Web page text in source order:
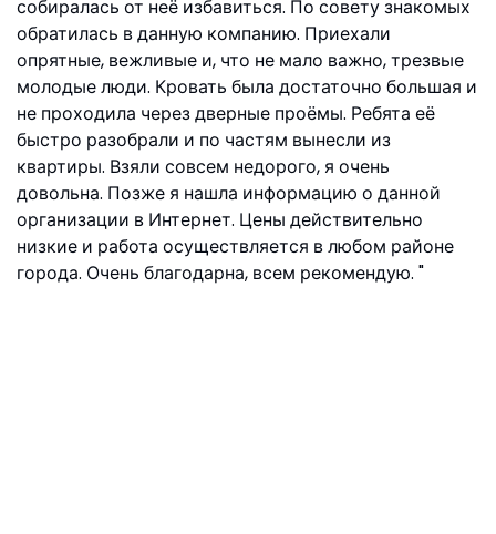
собиралась от неё избавиться. По совету знакомых
обратилась в данную компанию. Приехали
опрятные, вежливые и, что не мало важно, трезвые
молодые люди. Кровать была достаточно большая и
не проходила через дверные проёмы. Ребята её
быстро разобрали и по частям вынесли из
квартиры. Взяли совсем недорого, я очень
довольна. Позже я нашла информацию о данной
организации в Интернет. Цены действительно
низкие и работа осуществляется в любом районе
города. Очень благодарна, всем рекомендую.